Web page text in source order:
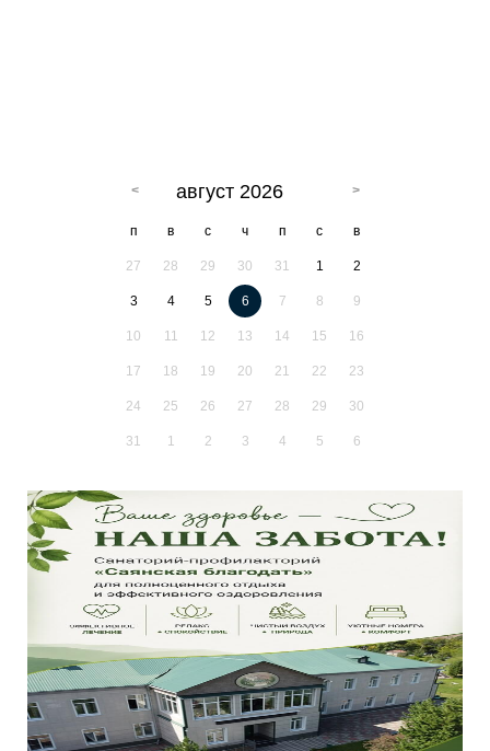
август 2026
п в с ч п с в
27 28 29 30 31 1 2
3 4 5 6 7 8 9
10 11 12 13 14 15 16
17 18 19 20 21 22 23
24 25 26 27 28 29 30
31 1 2 3 4 5 6